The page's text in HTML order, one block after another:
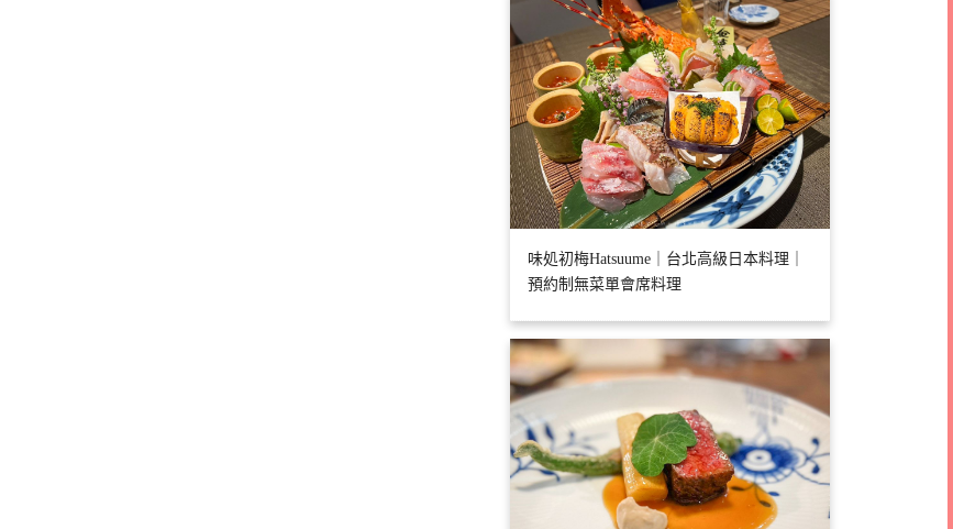
味処初梅Hatsuume｜台北高級日本料理｜
預約制無菜單會席料理